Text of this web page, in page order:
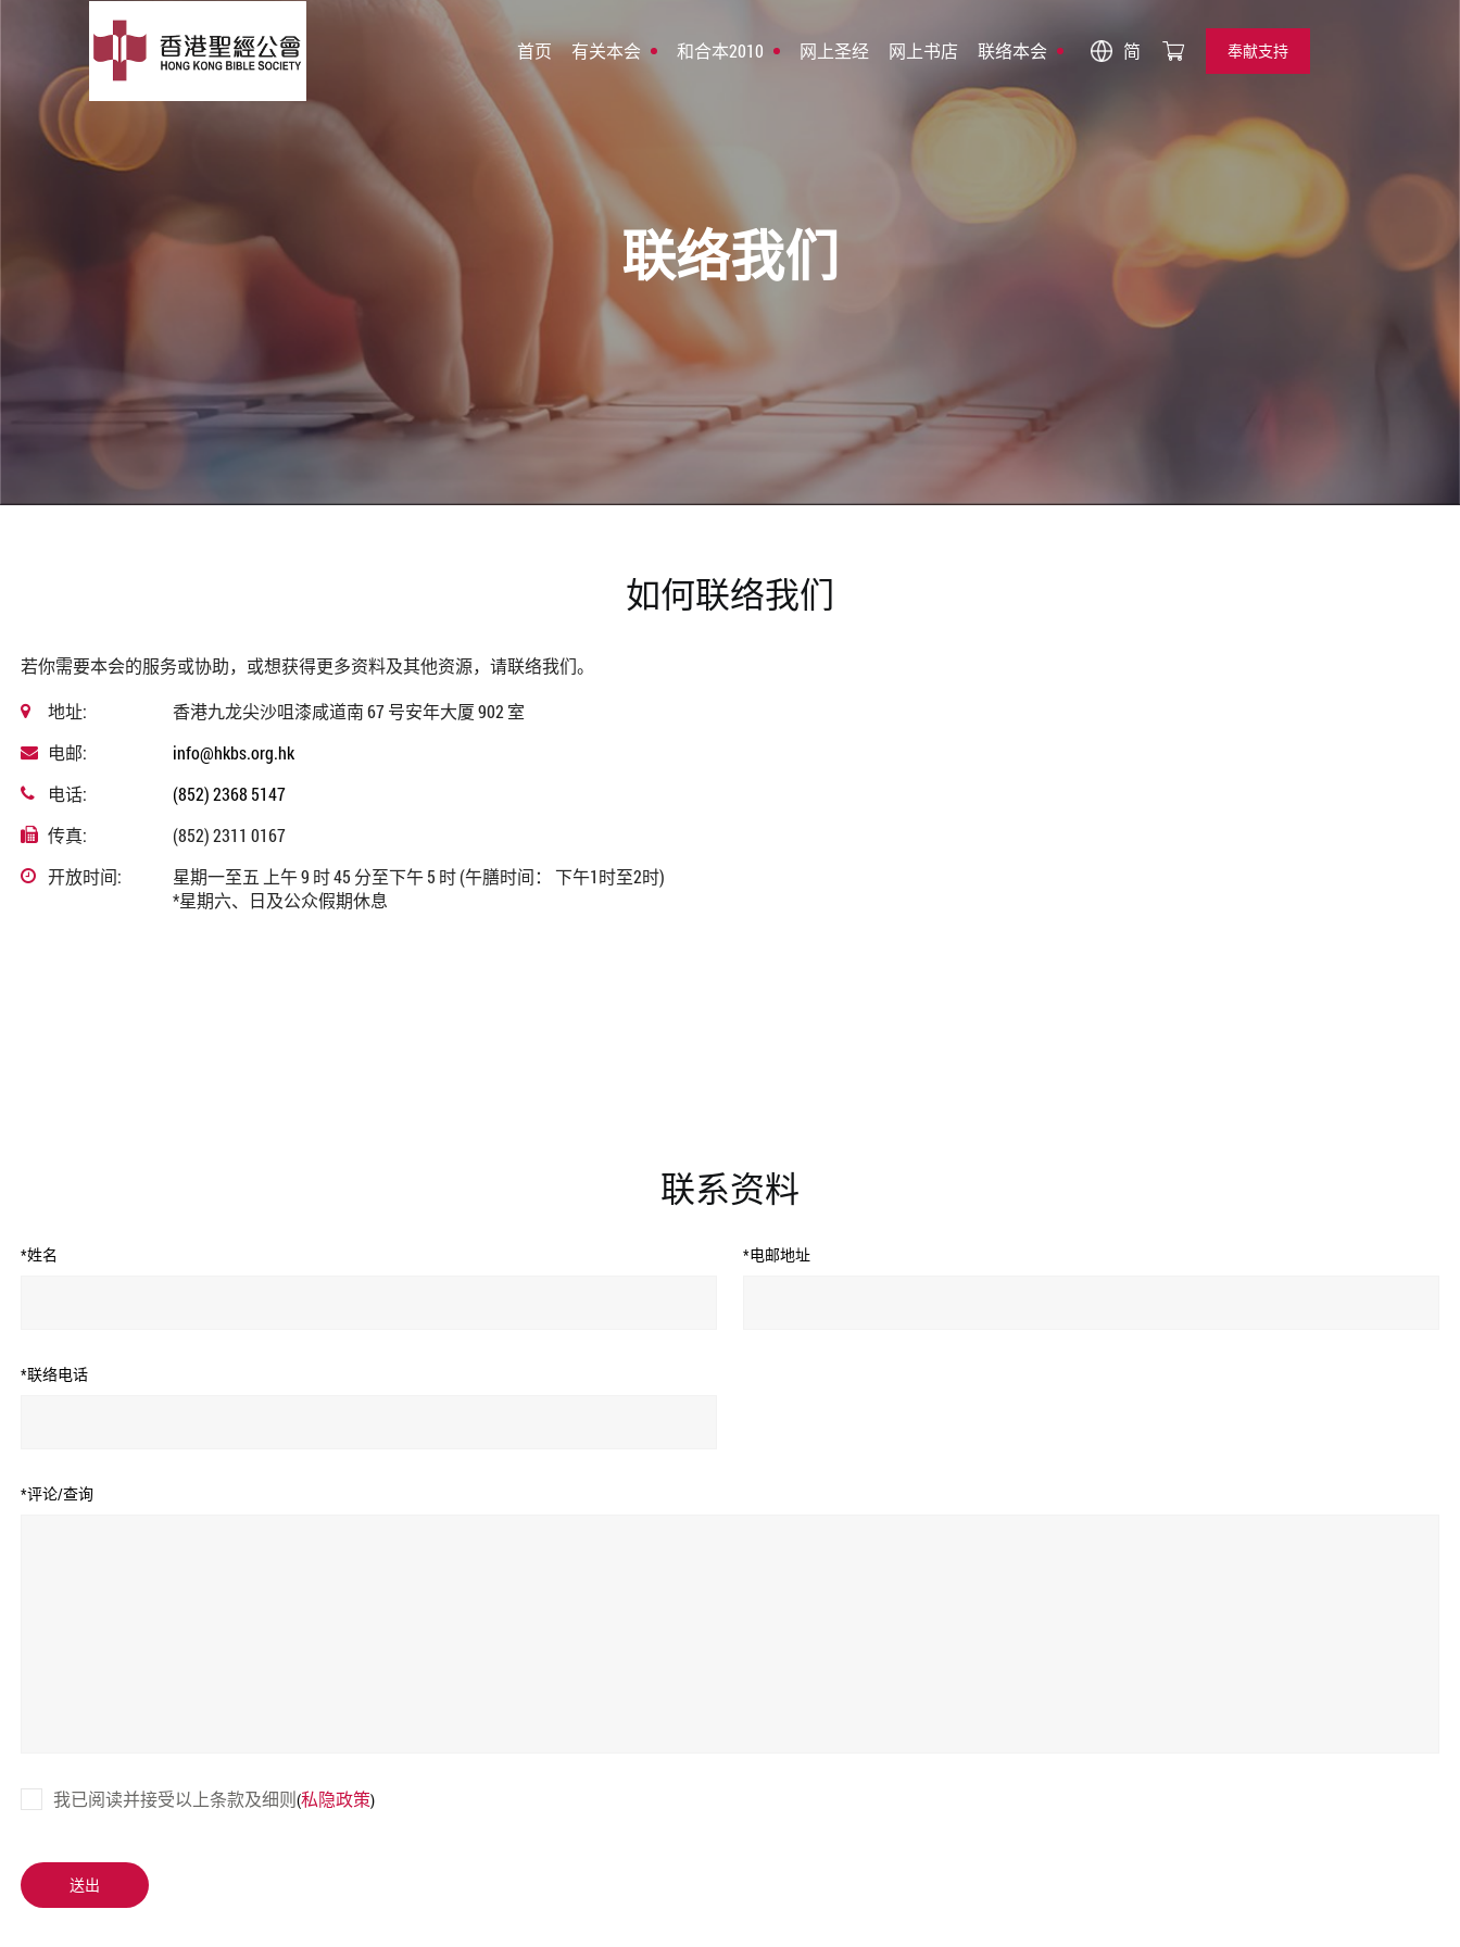
首页 有关本会 和合本2010 网上圣经 网上书店 联络本会 简
奉献支持
奉献支持
联络我们
如何联络我们
若你需要本会的服务或协助，或想获得更多资料及其他资源，请联络我们。
地址:
香港九龙尖沙咀漆咸道南 67 号安年大厦 902 室
电邮:
info@hkbs.org.hk
电话:
(852) 2368 5147
传真:
(852) 2311 0167
开放时间:
星期一至五 上午 9 时 45 分至下午 5 时 (午膳时间： 下午1时至2时)
*星期六、日及公众假期休息
联系资料
*姓名 *电邮地址
*联络电话
*评论/查询
我已阅读并接受以上条款及细则(私隐政策)
送出
送出